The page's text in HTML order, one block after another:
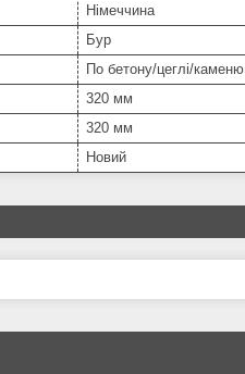
Німеччина
Бур
По бетону/цеглі/каменю
320 мм
320 мм
Новий